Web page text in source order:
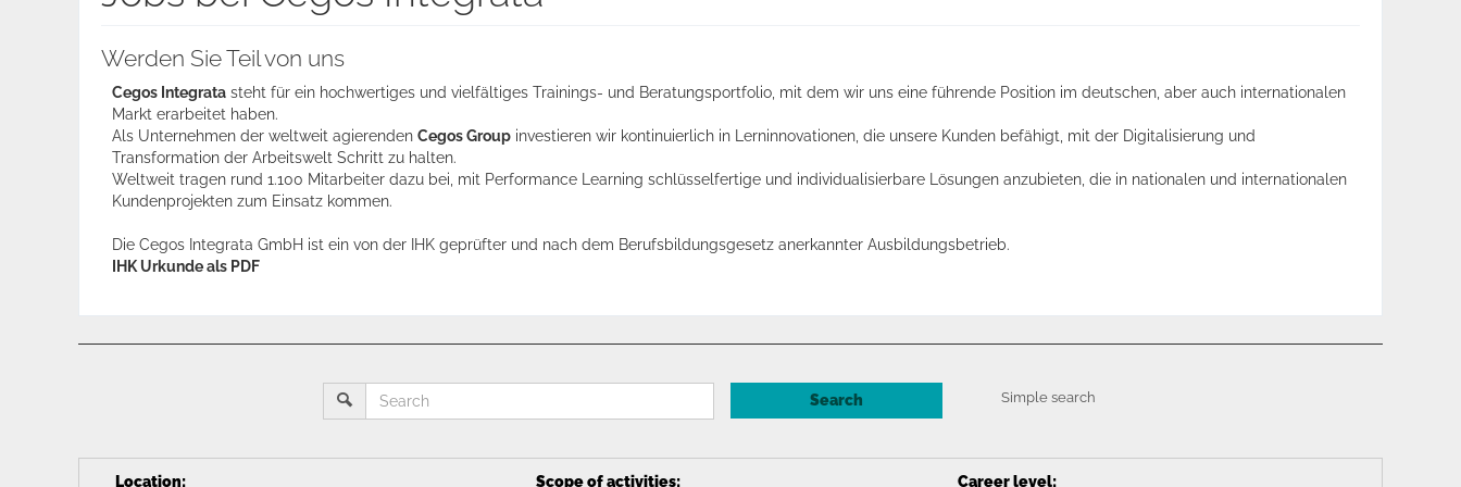
Werden Sie Teil von uns
Cegos Integrata steht für ein hochwertiges und vielfältiges Trainings- und Beratungsportfolio, mit dem wir uns eine führende Position im deutschen, aber auch internationalen
Markt erarbeitet haben.
Als Unternehmen der weltweit agierenden Cegos Group investieren wir kontinuierlich in Lerninnovationen, die unsere Kunden befähigt, mit der Digitalisierung und
Transformation der Arbeitswelt Schritt zu halten.
Weltweit tragen rund 1.100 Mitarbeiter dazu bei, mit Performance Learning schlüsselfertige und individualisierbare Lösungen anzubieten, die in nationalen und internationalen
Kundenprojekten zum Einsatz kommen.
Die Cegos Integrata GmbH ist ein von der IHK geprüfter und nach dem Berufsbildungsgesetz anerkannter Ausbildungsbetrieb.
IHK Urkunde als PDF
Search Simple search
Location: Scope of activities: Career level: